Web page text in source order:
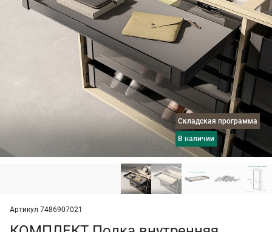
Складская программа
в наличии
Артикул 7486907021